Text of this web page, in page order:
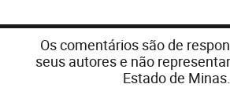
Os comentários são de
seus autores e não
Estado de Minas.